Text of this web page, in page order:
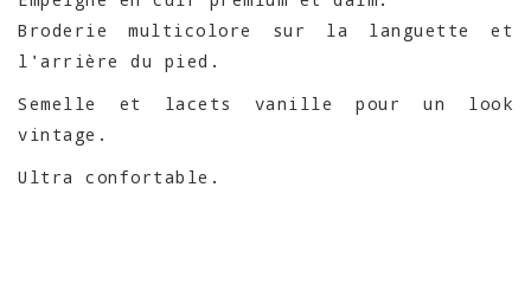
Broderie multicolore sur la languette et
l'arrière du pied.
Semelle et lacets vanille pour un look
vintage.
Ultra confortable.